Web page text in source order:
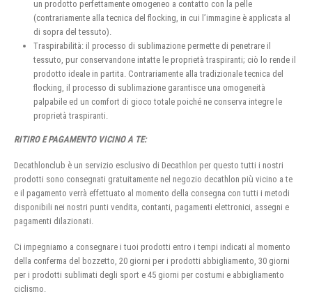
un prodotto perfettamente omogeneo a contatto con la pelle
(contrariamente alla tecnica del flocking, in cui l’immagine è applicata al
di sopra del tessuto).
Traspirabilità: il processo di sublimazione permette di penetrare il
tessuto, pur conservandone intatte le proprietà traspiranti; ciò lo rende il
prodotto ideale in partita. Contrariamente alla tradizionale tecnica del
flocking, il processo di sublimazione garantisce una omogeneità
palpabile ed un comfort di gioco totale poiché ne conserva integre le
proprietà traspiranti.
RITIRO E PAGAMENTO VICINO A TE:
Decathlonclub è un servizio esclusivo di Decathlon per questo tutti i nostri
prodotti sono consegnati gratuitamente nel negozio decathlon più vicino a te
e il pagamento verrà effettuato al momento della consegna con tutti i metodi
disponibili nei nostri punti vendita, contanti, pagamenti elettronici, assegni e
pagamenti dilazionati.
Ci impegniamo a consegnare i tuoi prodotti entro i tempi indicati al momento
della conferma del bozzetto, 20 giorni per i prodotti abbigliamento, 30 giorni
per i prodotti sublimati degli sport e 45 giorni per costumi e abbigliamento
ciclismo.